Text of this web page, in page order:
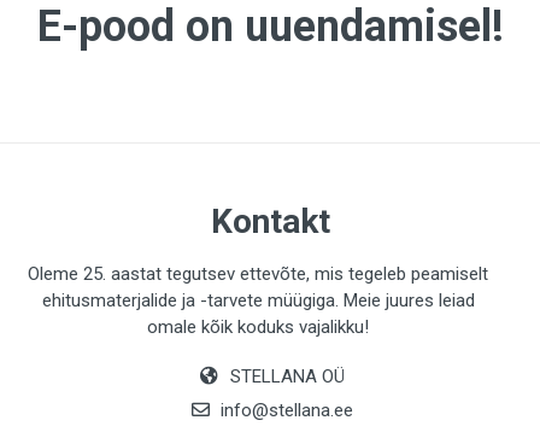
E-pood on uuendamisel!
Kontakt
Oleme 25. aastat tegutsev ettevõte, mis tegeleb peamiselt
ehitusmaterjalide ja -tarvete müügiga. Meie juures leiad
omale kõik koduks vajalikku!
STELLANA OÜ
info@stellana.ee